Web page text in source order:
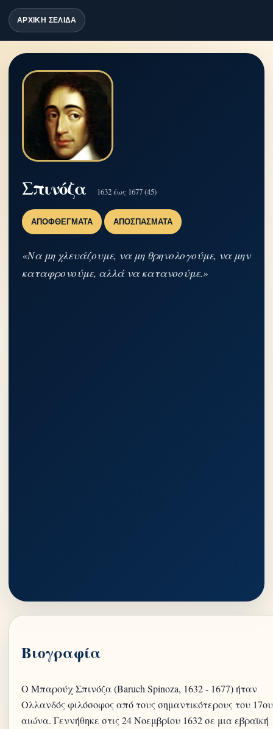
ΑΡΧΙΚΗ ΣΕΛΙΔΑ
Σπινόζα 1632 έως 1677 (45)
ΑΠΟΦΘΈΓΜΑΤΑ ΑΠΟΣΠΆΣΜΑΤΑ
«Να μη χλευάζουμε, να μη θρηνολογούμε, να μην
καταφρονούμε, αλλά να κατανοούμε.»
Βιογραφία
Ο Μπαρούχ Σπινόζα (Baruch Spinoza, 1632 - 1677) ήταν
Ολλανδός φιλόσοφος από τους σημαντικότερους του 17ου
αιώνα. Γεννήθηκε στις 24 Νοεμβρίου 1632 σε μια εβραϊκή